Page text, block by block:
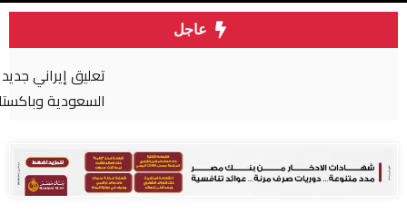
عاجل
تعليق إيراني جديد على اتفاق الدفاع المشترك بين